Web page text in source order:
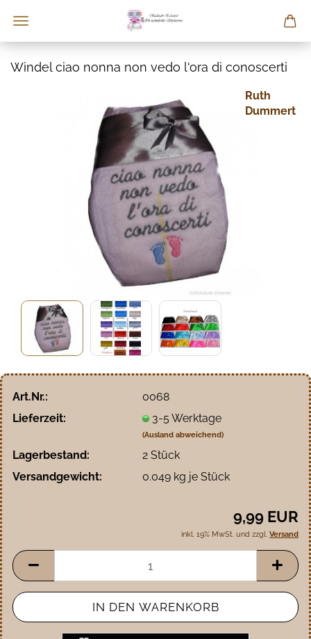
Windel ciao nonna non vedo l'ora di conoscerti
Ruth
Dummert
Art.Nr.:
0068
Lieferzeit:
3-5 Werktage
(Ausland abweichend)
Lagerbestand: 2 Stück
Versandgewicht:
0.049kg je Stück
9,99 EUR
inkl. 19% MwSt. und zzgl. Versand